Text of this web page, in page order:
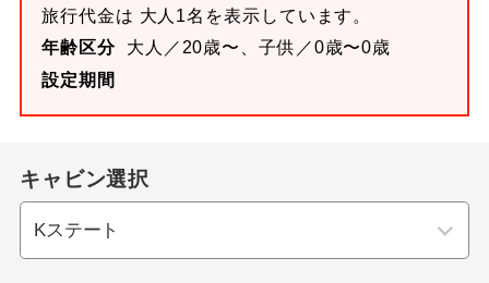
旅行代金は 大人1名を表示しています。
年齢区分
大人／20歳〜、子供／0歳〜0歳
設定期間
キャビン選択